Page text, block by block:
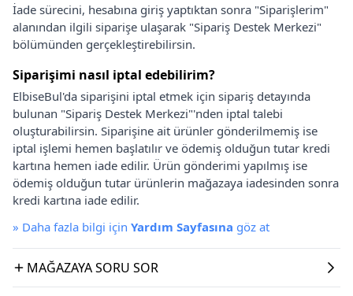
İade sürecini, hesabına giriş yaptıktan sonra "Siparişlerim"
alanından ilgili siparişe ulaşarak "Sipariş Destek Merkezi"
bölümünden gerçekleştirebilirsin.
Siparişimi nasıl iptal edebilirim?
ElbiseBul'da siparişini iptal etmek için sipariş detayında
bulunan "Sipariş Destek Merkezi"'nden iptal talebi
oluşturabilirsin. Siparişine ait ürünler gönderilmemiş ise
iptal işlemi hemen başlatılır ve ödemiş olduğun tutar kredi
kartına hemen iade edilir. Ürün gönderimi yapılmış ise
ödemiş olduğun tutar ürünlerin mağazaya iadesinden sonra
kredi kartına iade edilir.
» Daha fazla bilgi için Yardım Sayfasına göz at
MAĞAZAYA SORU SOR